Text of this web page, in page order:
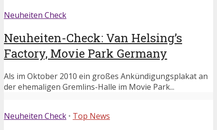
Neuheiten Check
Neuheiten-Check: Van Helsing’s
Factory, Movie Park Germany
Als im Oktober 2010 ein großes Ankündigungsplakat an
der ehemaligen Gremlins-Halle im Movie Park...
Neuheiten Check • Top News